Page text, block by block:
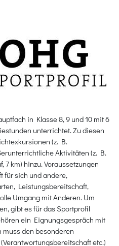
in Klasse 8, 9 und 10 mit 6
unterrichtet. Zu diesen
(z. B.
Aktivitäten (z. B.
7 km) hinzu. Voraussetzungen
für sich und andere,
Leistungsbereitschaft,
Umgang mit Anderen. Um
gibt es für das Sportprofil
ein Eignungsgespräch mit
muss den besonderen
etc.)